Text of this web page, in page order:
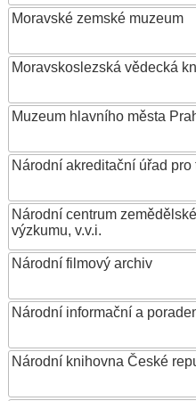
Moravské zemské muzeum
Moravskoslezská vědecká
Muzeum hlavního města
Národní akreditační úřad
Národní centrum
výzkumu, v.v.i.
Národní filmový archiv
Národní informační a
Národní knihovna České